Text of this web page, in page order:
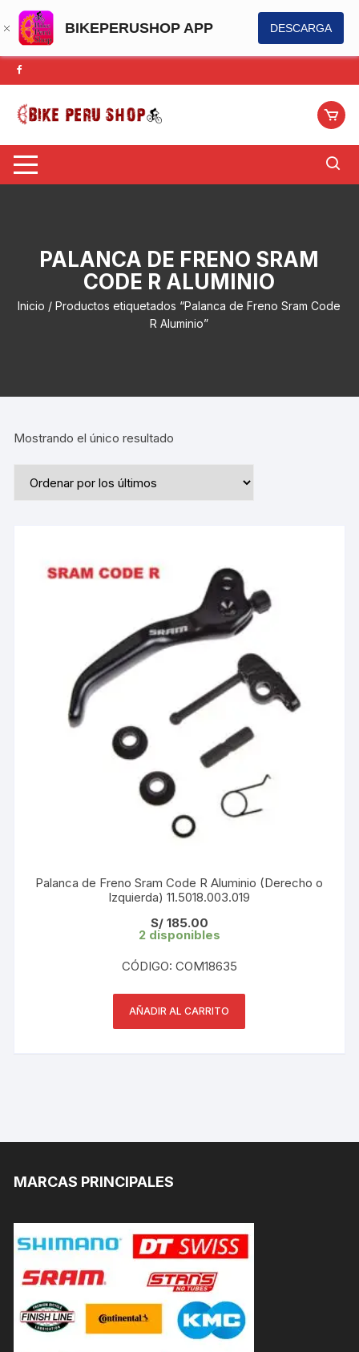
BIKEPERUSHOP APP DESCARGA
Saltar
al
contenido
PALANCA DE FRENO SRAM
CODE R ALUMINIO
Inicio / Productos etiquetados “Palanca de Freno Sram Code
R Aluminio”
Mostrando el único resultado
Palanca de Freno Sram Code R Aluminio (Derecho o
Izquierda) 11.5018.003.019
S/185.00
2 disponibles
CÓDIGO: COM18635
AÑADIR AL CARRITO
MARCAS PRINCIPALES